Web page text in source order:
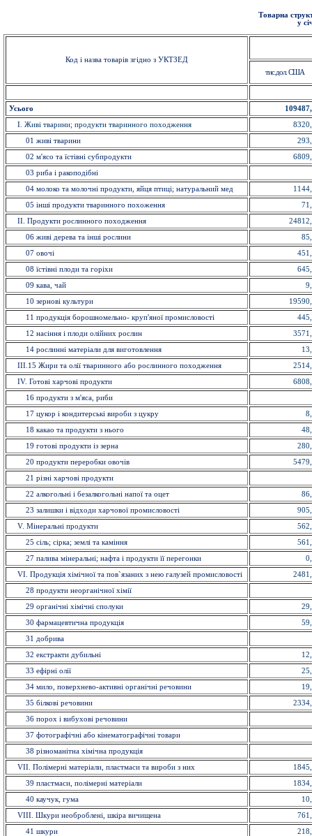
Товарна
у
Код і назва товарів згідно з УКТЗЕД
тис.дол. США
Усього
I . Живi тварини; продукти тваринного походження
01 живi тварини
02 м'ясо та їстівнi субпродукти
03 риба i ракоподібні
04 молоко та молочні продукти, яйця птиці; натуральний мед
05 інші продукти тваринного похоження
II. Продукти рослинного походження
06 живі дерева та інші рослини
07 овочi
08 їстівні плоди та горіхи
09 кава, чай
10 зерновi культури
11 продукція борошномельно- круп'яної промисловості
12 насiння і плоди олійних рослин
14 рослинні матеріали для виготовлення
ІІІ.15 Жири та олії тваринного або рослинного походження
IV. Готові харчові продукти
16 продукти з м'яса, риби
17 цукор і кондитерські вироби з цукру
18 какао та продукти з нього
19 готові продукти із зерна
20 продукти переробки овочів
21 різні харчові продукти
22 алкогольні і безалкогольні напої та оцет
23 залишки і відходи харчової промисловості
V. Мiнеральнi продукти
25 сіль; сірка; землі та каміння
27 палива мінеральні; нафта і продукти її перегонки
VI. Продукція хімічної та пов`язаних з нею галузей промисловостi
28 продукти неорганічної хімії
29 органiчнi хiмiчнi сполуки
30 фармацевтична продукція
31 добрива
32 екстракти дубильнi
33 ефiрнi олії
34 мило, поверхнево-активні органічні речовини
35 бiлковi речовини
36 порох і вибухові речовини
37 фотографічні або кінематографічні товари
38 різноманітна хімічна продукція
VII. Полімерні матеріали, пластмаси та вироби з них
39 пластмаси, полімерні матеріали
40 каучук, гума
VIII. Шкури необроблені, шкіра вичищена
41 шкури